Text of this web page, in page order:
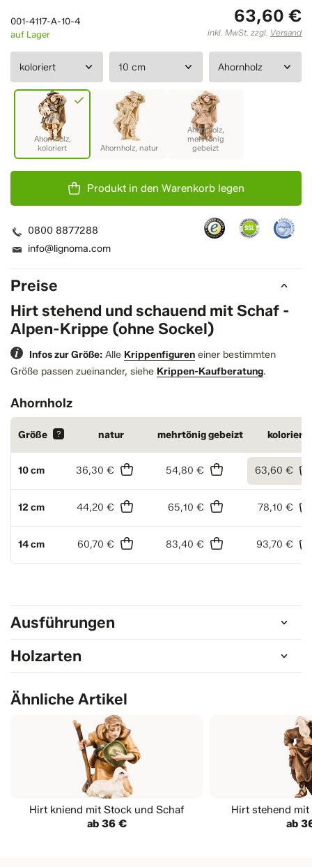
Preise
Hirt stehend und schauend mit Schaf -
Alpen-Krippe (ohne Sockel)
Infos zur Größe: Alle Krippenfiguren einer bestimmten
Größe passen zueinander, siehe Krippen-Kaufberatung.
Ahornholz
Größe ? natur mehrtönig gebeizt koloriert
10 cm 36,30 € 54,80 € 63,60 €
12 cm 44,20 € 65,10 € 78,10 €
14 cm 60,70 € 83,40 € 93,70 €
Ausführungen
Holzarten
63,60 €
inkl. MwSt. zzgl. Versand
001-4117-A-10-4
auf Lager
Produkt in den Warenkorb legen
0800 8877288
info@lignoma.com
Ähnliche Artikel
Hirt kniend mit Stock und Schaf
ab 36 €
Hirt stehend
ab